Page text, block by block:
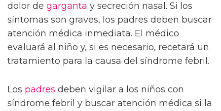
dolor de garganta y secreción nasal. Si los
síntomas son graves, los padres deben buscar
atención médica inmediata. El médico
evaluará al niño y, si es necesario, recetará un
tratamiento para la causa del síndrome febril.
Los padres deben vigilar a los niños con
síndrome febril y buscar atención médica si la